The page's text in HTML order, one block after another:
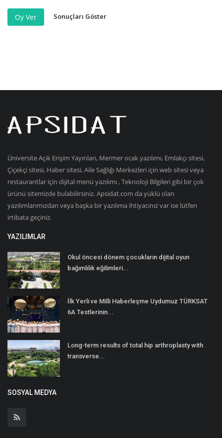
Oy Ver Sonuçları Göster
Üniversite Açık Erişim Yayınları, Mermer ocak yazılımı, Emlakçı sitesi,
Çiçekçi sitesi, Haber sitesi, Aile Sağlığı Merkezleri için web sitesi veya
restaurantlar için dijital menü yazılımı , Teknoloji Bilgileri gibi bir çok
ürünü sitemizde bulabilirsiniz. Apsidat.com da yüklü olan
yazılımlarımızdan veya başka bir yazılıma ihtiyacınız var ise lütfen
irtibata geçiniz.
YAZILIMLAR
Okul öncesi dönem çocukların dijital oyun
bağımlılık eğilimleri...
İlk Yerli ve Milli Haberleşme Uydumuz TÜRKSAT
6A Testlerinin...
Long-term results of total hip arthroplasty with
transverse...
SOSYAL MEDYA